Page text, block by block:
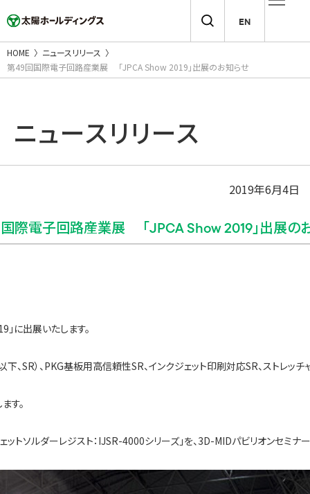
EN
HOME
ニュースリリース
第49回国際電子回路産業展 「JPCA Show 2019」出展のお知らせ
ニュースリリース
2019年6月4日
際電子回路産業展 「JPCA Show 2019」出展の
に出展いたします。
）、PKG基板用高信頼性SR、インクジェット印刷対応SR、ストレ
す。
ソルダーレジスト：IJSR-4000シリーズ」を、3D-MIDパビリオンセミ